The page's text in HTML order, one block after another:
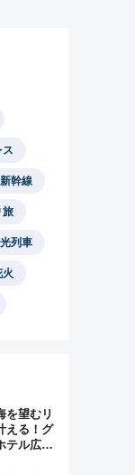
ス
新幹線
旅
列車
火
を望むリ
える！グ
テル広島